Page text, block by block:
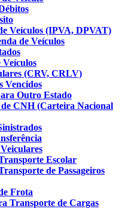
Veículos (IPVA, DPVAT)
de Veículos
Veículos
(CRV, CRLV)
Vencidos
Outro Estado
CNH (Carteira Nacional
Escolar
de Passageiros
Frota
Transporte de Cargas